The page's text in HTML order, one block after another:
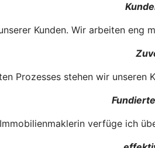
Kunden. Wir arbeiten eng
Prozesses stehen wir unseren
verfüge ich